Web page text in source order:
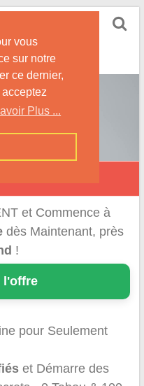
vous
sur notre
ce dernier,
Plus ...
Belle
et Commence à
dès Maintenant, près
!
l'offre
pour Seulement
et Démarre des